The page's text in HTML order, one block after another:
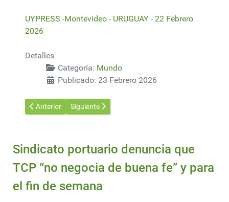
UYPRESS -Montevideo - URUGUAY - 22 Febrero
2026
Detalles
Categoría: Mundo
Publicado: 23 Febrero 2026
Artículo anterior: ¿La solución a la crisis energética está en el
Anterior Artículo siguiente: Industria forestal de Ecuador
Siguiente
Sindicato portuario denuncia que
TCP “no negocia de buena fe” y para
el fin de semana